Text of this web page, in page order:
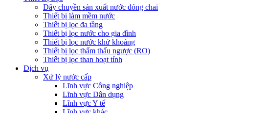
Dây chuyền sản xuất nước đóng chai
Thiết bị làm mềm nước
Thiết bị lọc đa tầng
Thiết bị lọc nước cho gia đình
Thiết bị lọc nước khử khoáng
Thiết bị lọc thẩm thấu ngược (RO)
Thiết bị lọc than hoạt tính
Dịch vụ
Xử lý nước cấp
Lĩnh vực Công nghiệp
Lĩnh vực Dân dụng
Lĩnh vực Y tế